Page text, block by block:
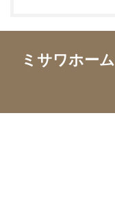
ミサワホー